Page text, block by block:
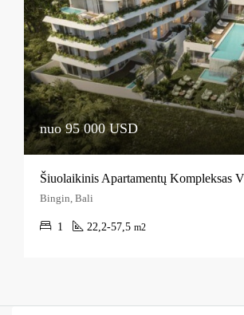
nuo 95 000 USD
Bingin, Bali
1 22,2-57,5 m2